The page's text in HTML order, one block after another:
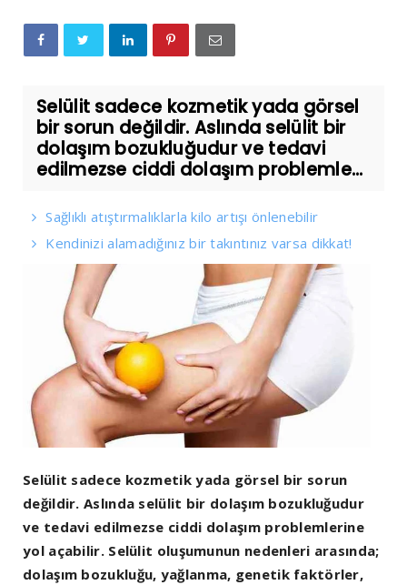
Selülit sadece kozmetik yada görsel
bir sorun değildir. Aslında selülit bir
dolaşım bozukluğudur ve tedavi
edilmezse ciddi dolaşım problemle...
Sağlıklı atıştırmalıklarla kilo artışı önlenebilir
Kendinizi alamadığınız bir takıntınız varsa dikkat!
Selülit sadece kozmetik yada görsel bir sorun
değildir. Aslında selülit bir dolaşım bozukluğudur
ve tedavi edilmezse ciddi dolaşım problemlerine
yol açabilir. Selülit oluşumunun nedenleri arasında;
dolaşım bozukluğu, yağlanma, genetik faktörler,